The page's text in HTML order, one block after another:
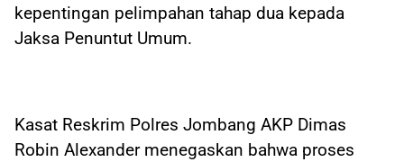
kepentingan pelimpahan tahap dua kepada
Jaksa Penuntut Umum.
Kasat Reskrim Polres Jombang AKP Dimas
Robin Alexander menegaskan bahwa proses